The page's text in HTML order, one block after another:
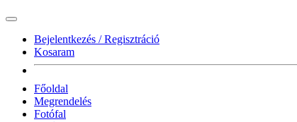
Bejelentkezés / Regisztráció
Kosaram
Főoldal
Megrendelés
Fotófal